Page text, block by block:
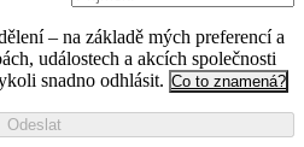
– na základě mých preferencí a
událostech a akcích společnosti
snadno odhlásit. Co to znamená?
Odeslat